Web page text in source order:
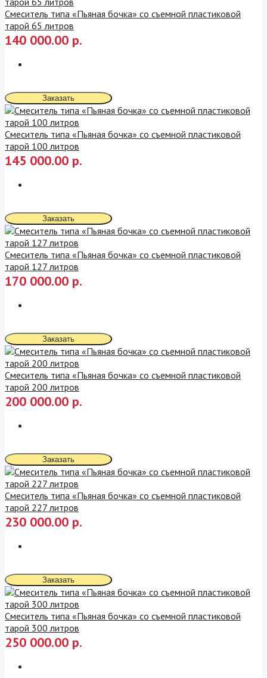
Смеситель типа «Пьяная бочка» со съемной пластиковой
тарой 65 литров
140 000.00 р.
Заказать
Смеситель типа «Пьяная бочка» со съемной пластиковой
тарой 100 литров
145 000.00 р.
Заказать
Смеситель типа «Пьяная бочка» со съемной пластиковой
тарой 127 литров
170 000.00 р.
Заказать
Смеситель типа «Пьяная бочка» со съемной пластиковой
тарой 200 литров
200 000.00 р.
Заказать
Смеситель типа «Пьяная бочка» со съемной пластиковой
тарой 227 литров
230 000.00 р.
Заказать
Смеситель типа «Пьяная бочка» со съемной пластиковой
тарой 300 литров
250 000.00 р.